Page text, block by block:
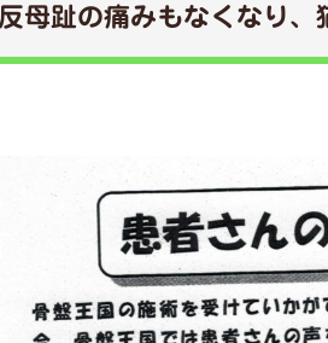
母趾の痛みもなくなり、